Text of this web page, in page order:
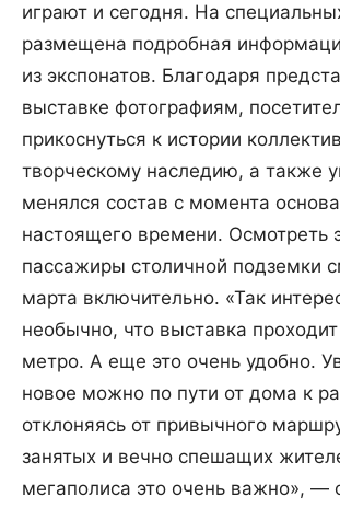
играют и сегодня. На
размещена подробная
из экспонатов. Благодаря
выставке фотографиям,
прикоснуться к истории
творческому наследию, а также
менялся состав с момента
настоящего времени. Осмотреть
пассажиры столичной подземки
марта включительно. «Так
необычно, что выставка
метро. А еще это очень удобно.
новое можно по пути от дома к
отклоняясь от привычного
занятых и вечно спешащих
мегаполиса это очень важно», —